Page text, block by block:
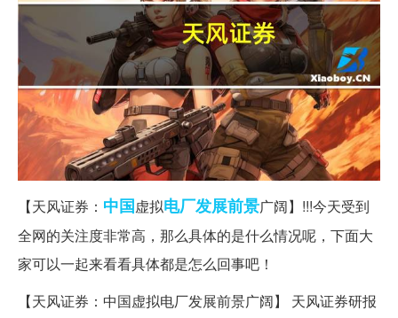
【天风证券： 中国虚拟电厂发展前景广阔】!!!今天受到
全网的关注度非常高，那么具体的是什么情况呢，下面大
家可以一起来看看具体都是怎么回事吧！
【天风证券：中国虚拟电厂发展前景广阔】 天风证券研报